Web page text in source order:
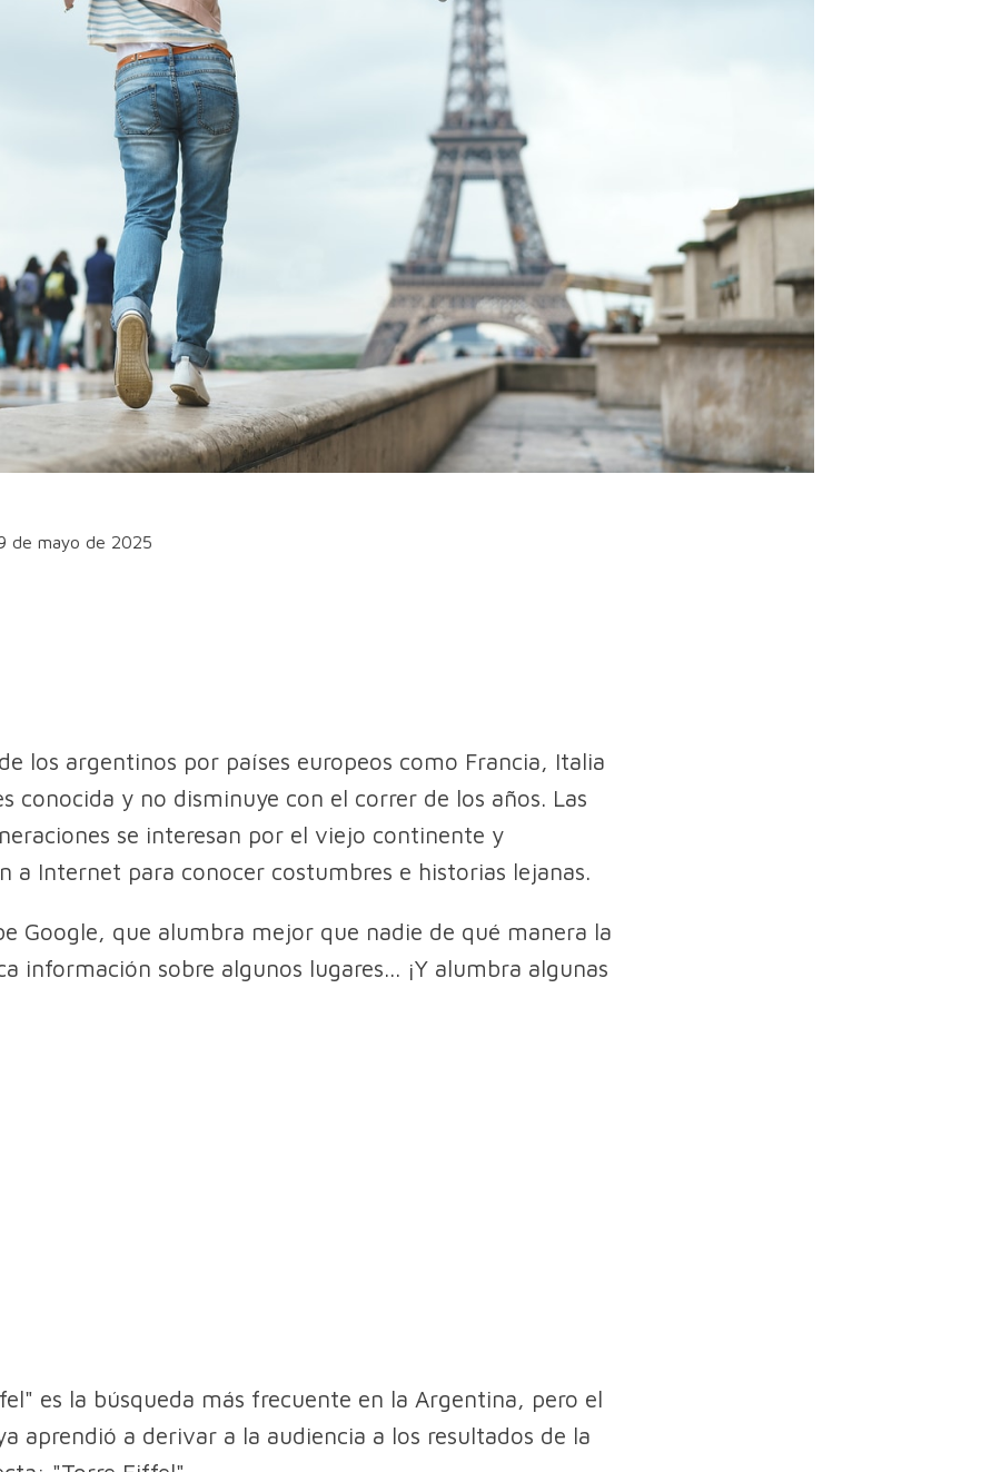
de mayo de 2025
los argentinos por países europeos como Francia, Italia
conocida y no disminuye con el correr de los años. Las
se interesan por el viejo continente y
a Internet para conocer costumbres e historias lejanas.
Google, que alumbra mejor que nadie de qué manera la
información sobre algunos lugares... ¡Y alumbra algunas
es la búsqueda más frecuente en la Argentina, pero el
aprendió a derivar a la audiencia a los resultados de la